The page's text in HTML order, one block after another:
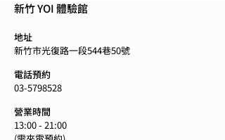
新竹 YOI 體驗館
地址
新竹市光復路一段544巷50號
電話預約
03-5798528
營業時間
13:00 - 21:00